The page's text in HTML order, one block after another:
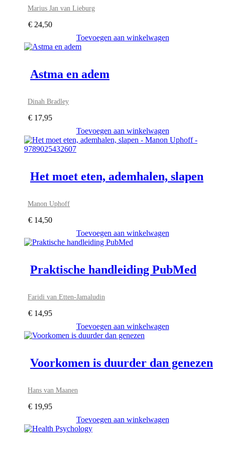
Marius Jan van Lieburg
€ 24,50
Toevoegen aan winkelwagen
Astma en adem
Dinah Bradley
€ 17,95
Toevoegen aan winkelwagen
Het moet eten, ademhalen, slapen
Manon Uphoff
€ 14,50
Toevoegen aan winkelwagen
Praktische handleiding PubMed
Faridi van Etten-Jamaludin
€ 14,95
Toevoegen aan winkelwagen
Voorkomen is duurder dan genezen
Hans van Maanen
€ 19,95
Toevoegen aan winkelwagen